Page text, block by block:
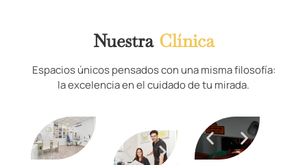
Nuestra Clínica
Espacios únicos pensados con una misma filosofía:
la excelencia en el cuidado de tu mirada.